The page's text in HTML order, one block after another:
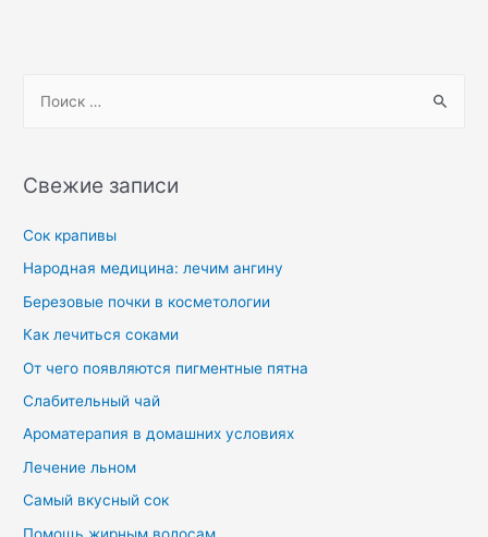
Свежие записи
Сок крапивы
Народная медицина: лечим ангину
Березовые почки в косметологии
Как лечиться соками
От чего появляются пигментные пятна
Слабительный чай
Ароматерапия в домашних условиях
Лечение льном
Самый вкусный сок
Помощь жирным волосам